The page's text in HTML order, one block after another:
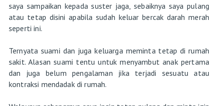
saya sampaikan kepada suster jaga, sebaiknya saya pulang
atau tetap disini apabila sudah keluar bercak darah merah
seperti ini.
Ternyata suami dan juga keluarga meminta tetap di rumah
sakit. Alasan suami tentu untuk menyambut anak pertama
dan juga belum pengalaman jika terjadi sesuatu atau
kontraksi mendadak di rumah.